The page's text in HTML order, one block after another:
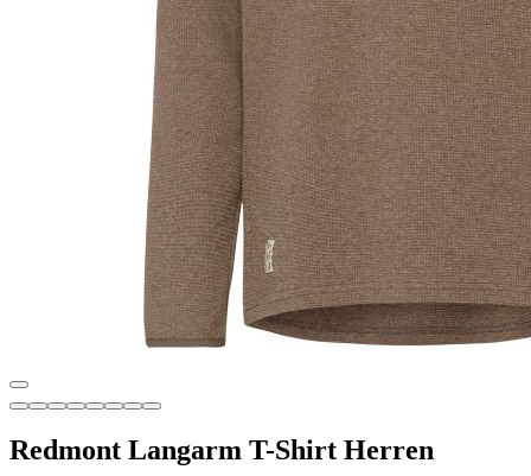
Redmont Langarm T-Shirt Herren